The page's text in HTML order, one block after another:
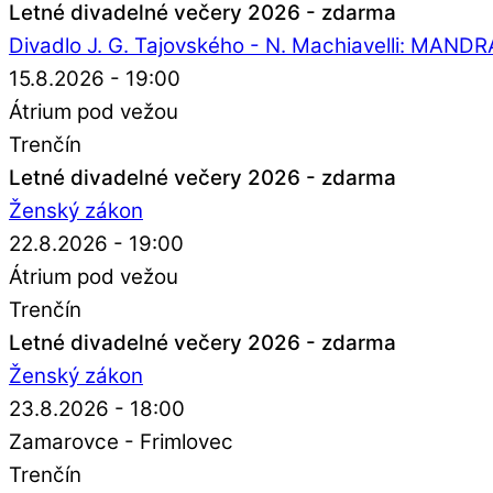
Letné divadelné večery 2026 - zdarma
Divadlo J. G. Tajovského - N. Machiavelli:
15.8.2026 - 19:00
Átrium pod vežou
Trenčín
Letné divadelné večery 2026 - zdarma
Ženský zákon
22.8.2026 - 19:00
Átrium pod vežou
Trenčín
Letné divadelné večery 2026 - zdarma
Ženský zákon
23.8.2026 - 18:00
Zamarovce - Frimlovec
Trenčín